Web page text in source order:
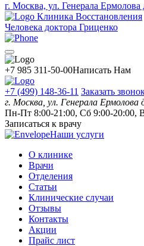
г. Москва, ул. Генерала Ермолова
Клиника Восстановления
Человека доктора Гриценко
+7 985 311-50-00Написать Нам
+7 (499) 148-36-11 Заказать
г. Москва, ул. Генерала Ермолова
Пн-Пт 8:00-21:00, Сб 9:00-20:00,
Записаться к врачу
Наши услуги
О клинике
Врачи
Отделения
Статьи
Клинические случаи
Отзывы
Контакты
Акции
Прайс лист